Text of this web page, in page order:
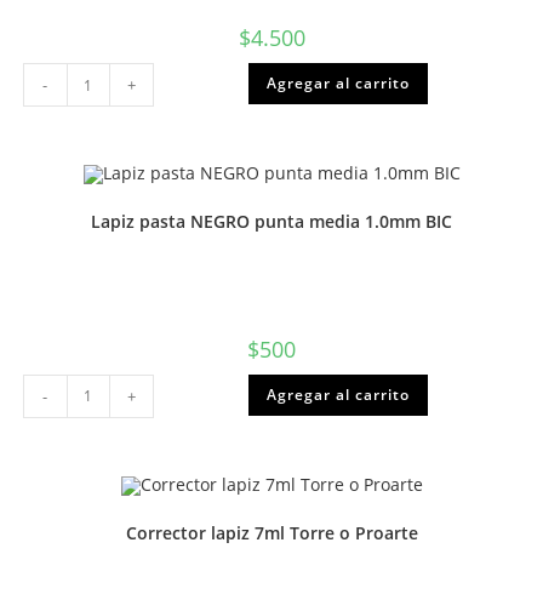
$4.500
Lamina
para
termolaminar
10u
cantidad
- + Agregar al carrito
Lapiz pasta NEGRO punta media 1.0mm BIC
$500
Lapiz
pasta
NEGRO
cantidad
- + Agregar al carrito
Corrector lapiz 7ml Torre o Proarte